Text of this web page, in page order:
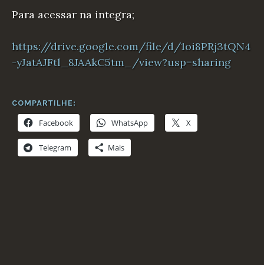
Para acessar na integra;
https://drive.google.com/file/d/1oi8PRj3tQN4
-yJatAJFtl_8JAAkC5tm_/view?usp=sharing
COMPARTILHE:
Facebook WhatsApp X
Telegram Mais